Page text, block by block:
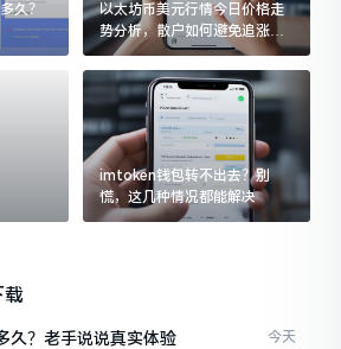
久？
以太坊币美元行情今日价格走
势分析，散户如何避免追涨杀
跌被套牢
imtoken钱包转不出去？别
慌，这几种情况都能解决
载
久？老手说说真实体验 今天